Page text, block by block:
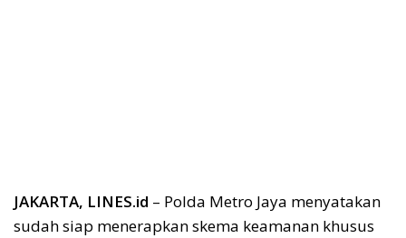
JAKARTA, LINES.id – Polda Metro Jaya menyatakan
sudah siap menerapkan skema keamanan khusus